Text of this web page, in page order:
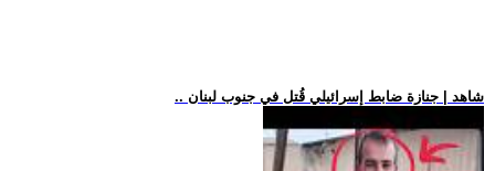
.. شاهد | جنازة ضابط إسرائيلي قُتل في جنوب لبنان